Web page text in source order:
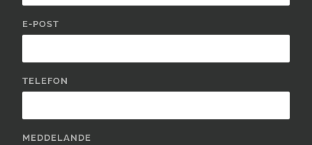
E-POST
TELEFON
MEDDELANDE